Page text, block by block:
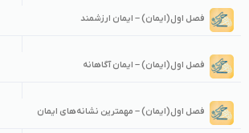
فصل اول(ایمان) – ایمان ارزشمند
فصل اول(ایمان) – ایمان آگاهانه
فصل اول(ایمان) – مهمترین نشانه‌های ایمان